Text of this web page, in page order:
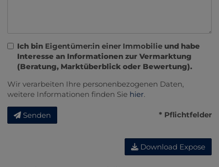
Ich bin Eigentümer:in einer Immobilie und habe
Interesse an Informationen zur Vermarktung
(Beratung, Marktüberblick oder Bewertung).
Wir verarbeiten Ihre personenbezogenen Daten,
weitere Informationen finden Sie hier.
Senden * Pflichtfelder
Download Expose